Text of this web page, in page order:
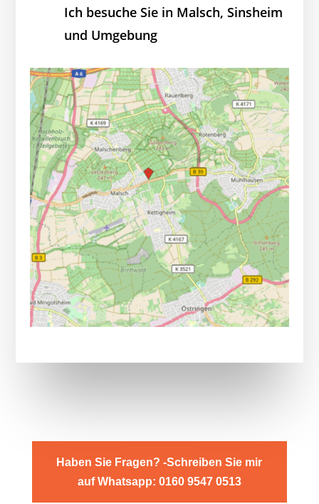
Ich besuche Sie in Malsch, Sinsheim
und Umgebung
Haben Sie Fragen? -Schreiben Sie mir
auf Whatsapp: 0160 9547 0513